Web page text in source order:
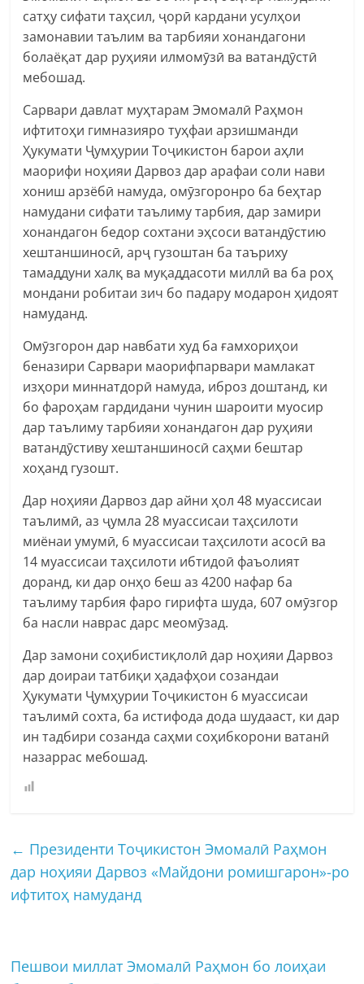
сатҳу сифати таҳсил, ҷорӣ кардани усулҳои
замонавии таълим ва тарбияи хонандагони
болаёқат дар руҳияи илмомӯзӣ ва ватандӯстӣ
мебошад.
Сарвари давлат муҳтарам Эмомалӣ Раҳмон
ифтитоҳи гимназияро туҳфаи арзишманди
Ҳукумати Ҷумҳурии Тоҷикистон барои аҳли
маорифи ноҳияи Дарвоз дар арафаи соли нави
хониш арзёбӣ намуда, омӯзгоронро ба беҳтар
намудани сифати таълиму тарбия, дар замири
хонандагон бедор сохтани эҳсоси ватандӯстию
хештаншиносӣ, арҷ гузоштан ба таъриху
тамаддуни халқ ва муқаддасоти миллӣ ва ба роҳ
мондани робитаи зич бо падару модарон ҳидоят
намуданд.
Омӯзгорон дар навбати худ ба ғамхориҳои
беназири Сарвари маорифпарвари мамлакат
изҳори миннатдорӣ намуда, иброз доштанд, ки
бо фароҳам гардидани чунин шароити муосир
дар таълиму тарбияи хонандагон дар руҳияи
ватандӯстиву хештаншиносӣ саҳми бештар
хоҳанд гузошт.
Дар ноҳияи Дарвоз дар айни ҳол 48 муассисаи
таълимӣ, аз ҷумла 28 муассисаи таҳсилоти
миёнаи умумӣ, 6 муассисаи таҳсилоти асосӣ ва
14 муассисаи таҳсилоти ибтидоӣ фаъолият
доранд, ки дар онҳо беш аз 4200 нафар ба
таълиму тарбия фаро гирифта шуда, 607 омӯзгор
ба насли наврас дарс меомӯзад.
Дар замони соҳибистиқлолӣ дар ноҳияи Дарвоз
дар доираи татбиқи ҳадафҳои созандаи
Ҳукумати Ҷумҳурии Тоҷикистон 6 муассисаи
таълимӣ сохта, ба истифода дода шудааст, ки дар
ин тадбири созанда саҳми соҳибкорони ватанӣ
назаррас мебошад.
← Президенти Тоҷикистон Эмомалӣ Раҳмон
дар ноҳияи Дарвоз «Майдони ромишгарон»-ро
ифтитоҳ намуданд
Пешвои миллат Эмомалӣ Раҳмон бо лоиҳаи